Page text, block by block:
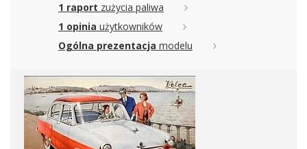
1 raport zużycia paliwa
1 opinia użytkowników
Ogólna prezentacja modelu